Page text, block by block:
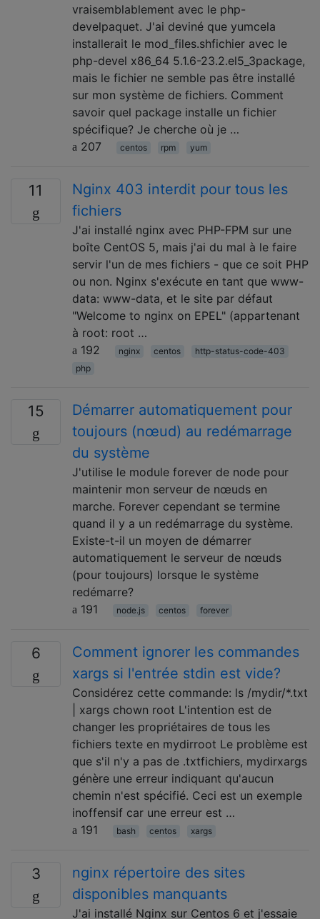
vraisemblablement avec le php-
develpaquet. J'ai deviné que yumcela
installerait le mod_files.shfichier avec le
php-devel x86_64 5.1.6-23.2.el5_3package,
mais le fichier ne semble pas être installé
sur mon système de fichiers. Comment
savoir quel package installe un fichier
spécifique? Je cherche où je …
207
centos rpm yum
11
Nginx 403 interdit pour tous les
fichiers
J'ai installé nginx avec PHP-FPM sur une
boîte CentOS 5, mais j'ai du mal à le faire
servir l'un de mes fichiers - que ce soit PHP
ou non. Nginx s'exécute en tant que www-
data: www-data, et le site par défaut
"Welcome to nginx on EPEL" (appartenant
à root: root …
192
nginx centos
http-status-code-403
php
15
Démarrer automatiquement pour
toujours (nœud) au redémarrage
du système
J'utilise le module forever de node pour
maintenir mon serveur de nœuds en
marche. Forever cependant se termine
quand il y a un redémarrage du système.
Existe-t-il un moyen de démarrer
automatiquement le serveur de nœuds
(pour toujours) lorsque le système
redémarre?
191
node.js centos forever
6
Comment ignorer les commandes
xargs si l'entrée stdin est vide?
Considérez cette commande: ls /mydir/*.txt
| xargs chown root L'intention est de
changer les propriétaires de tous les
fichiers texte en mydirroot Le problème est
que s'il n'y a pas de .txtfichiers, mydirxargs
génère une erreur indiquant qu'aucun
chemin n'est spécifié. Ceci est un exemple
inoffensif car une erreur est …
191
bash centos xargs
3
nginx répertoire des sites
disponibles manquants
J'ai installé Nginx sur Centos 6 et j'essaie